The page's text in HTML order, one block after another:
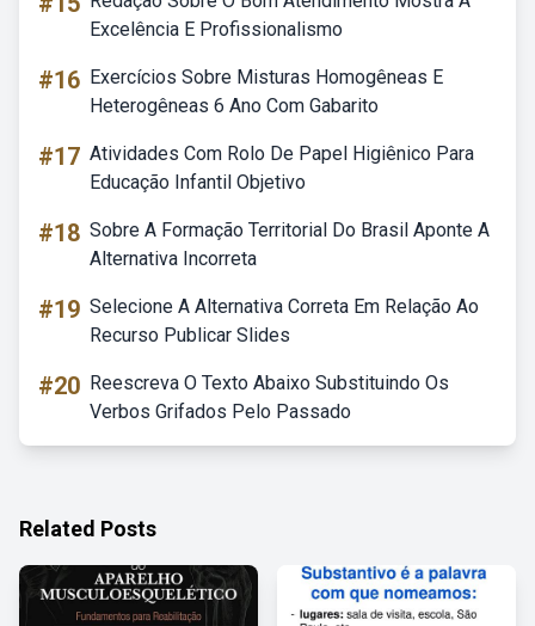
Excelência E Profissionalismo
#16 Exercícios Sobre Misturas Homogêneas E
Heterogêneas 6 Ano Com Gabarito
#17 Atividades Com Rolo De Papel Higiênico Para
Educação Infantil Objetivo
#18 Sobre A Formação Territorial Do Brasil Aponte A
Alternativa Incorreta
#19 Selecione A Alternativa Correta Em Relação Ao
Recurso Publicar Slides
#20 Reescreva O Texto Abaixo Substituindo Os
Verbos Grifados Pelo Passado
Related Posts